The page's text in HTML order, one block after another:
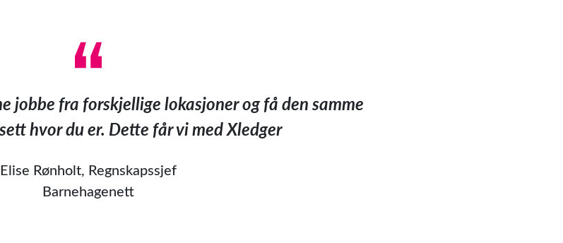
jobbe fra forskjellige lokasjoner og få den samme
hvor du er. Dette får vi med Xledger
Elise Rønholt, Regnskapssjef
Barnehagenett